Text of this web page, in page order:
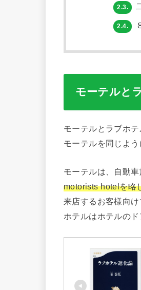
2.3.
2.4.
モーテルと
モーテルとラブホテ
モーテルを同じよ
モーテルは、自動
motorists hotelを略
来店するお客様向
ホテルはホテルの